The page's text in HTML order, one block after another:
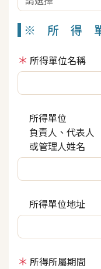
※ 所 得
所得單位名稱
所得單位
負責人、代表人
或管理人姓名
所得單位地址
所得所屬期間